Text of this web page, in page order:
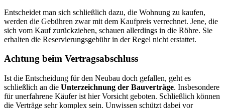
Entscheidet man sich schließlich dazu, die Wohnung zu kaufen,
werden die Gebühren zwar mit dem Kaufpreis verrechnet. Jene, die
sich vom Kauf zurückziehen, schauen allerdings in die Röhre. Sie
erhalten die Reservierungsgebühr in der Regel nicht erstattet.
Achtung beim Vertragsabschluss
Ist die Entscheidung für den Neubau doch gefallen, geht es
schließlich an die Unterzeichnung der Bauverträge. Insbesondere
für unerfahrene Käufer ist hier Vorsicht geboten. Schließlich können
die Verträge sehr komplex sein. Unwissen schützt dabei vor